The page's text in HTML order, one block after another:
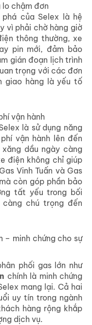
lo chậm đơn
của Selex là hệ
vì phải chờ hàng giờ
thông thường, xe
pin mới, đảm bảo
gián đoạn lịch trình
trọng với các đơn
giao hàng là yếu tố
vận hành
là sử dụng năng
vận hành lên đến
dầu ngày càng
điện không chỉ giúp
Vinh Tuấn và Gas
còn góp phần bảo
tất yếu trong bối
càng chú trọng đến
– minh chứng cho sự
phối gas lớn như
chính là minh chứng
mang lại. Cả hai
uy tín trong ngành
hàng rộng khắp
dịch vụ.